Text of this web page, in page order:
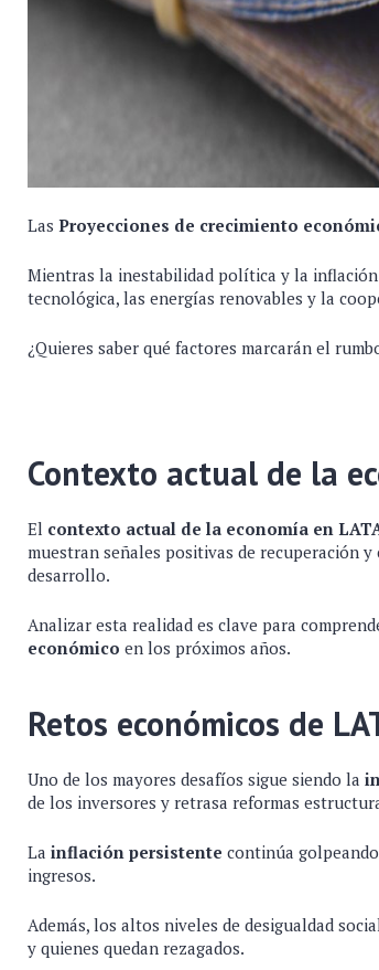
Las Proyecciones de crecimiento
Mientras la inestabilidad política y la
tecnológica, las energías renovables y la
¿Quieres saber qué factores marcarán el
Contexto actual de la
El contexto actual de la economía en
muestran señales positivas de recuperación
desarrollo.
Analizar esta realidad es clave para
económico en los próximos años.
Retos económicos de
Uno de los mayores desafíos sigue siendo la
de los inversores y retrasa reformas
La inflación persistente continúa
ingresos.
Además, los altos niveles de desigualdad
y quienes quedan rezagados.